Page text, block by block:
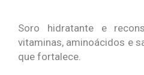
Soro hidratante e
vitaminas, aminoácidos e
que fortalece.